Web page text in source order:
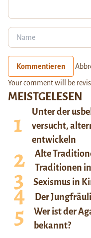
MEISTGELESEN
Unter der
versucht,
entwickeln
Alte
Traditionen
Sexismus in
Der
Wer ist der
bekannt?
Kommentieren
Your comment will be